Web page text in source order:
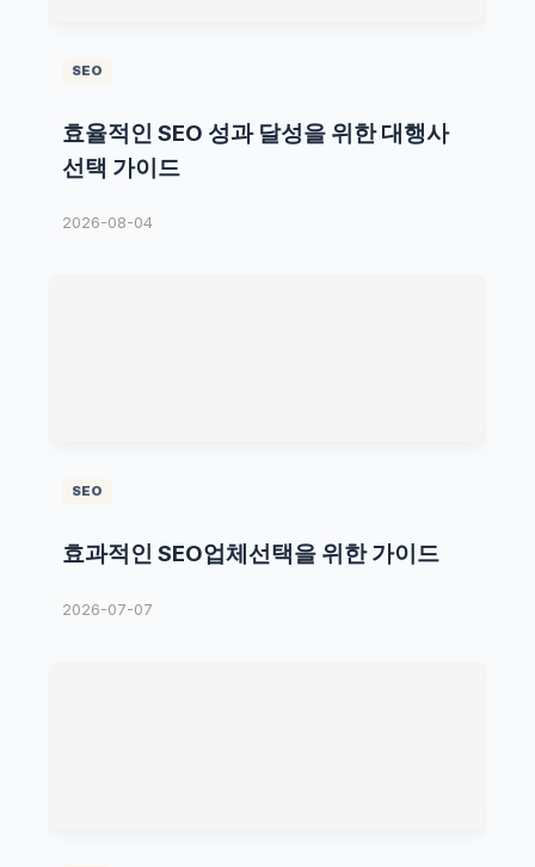
SEO
효율적인 SEO 성과 달성을 위한 대행사
선택 가이드
2026-08-04
SEO
효과적인 SEO업체선택을 위한 가이드
2026-07-07